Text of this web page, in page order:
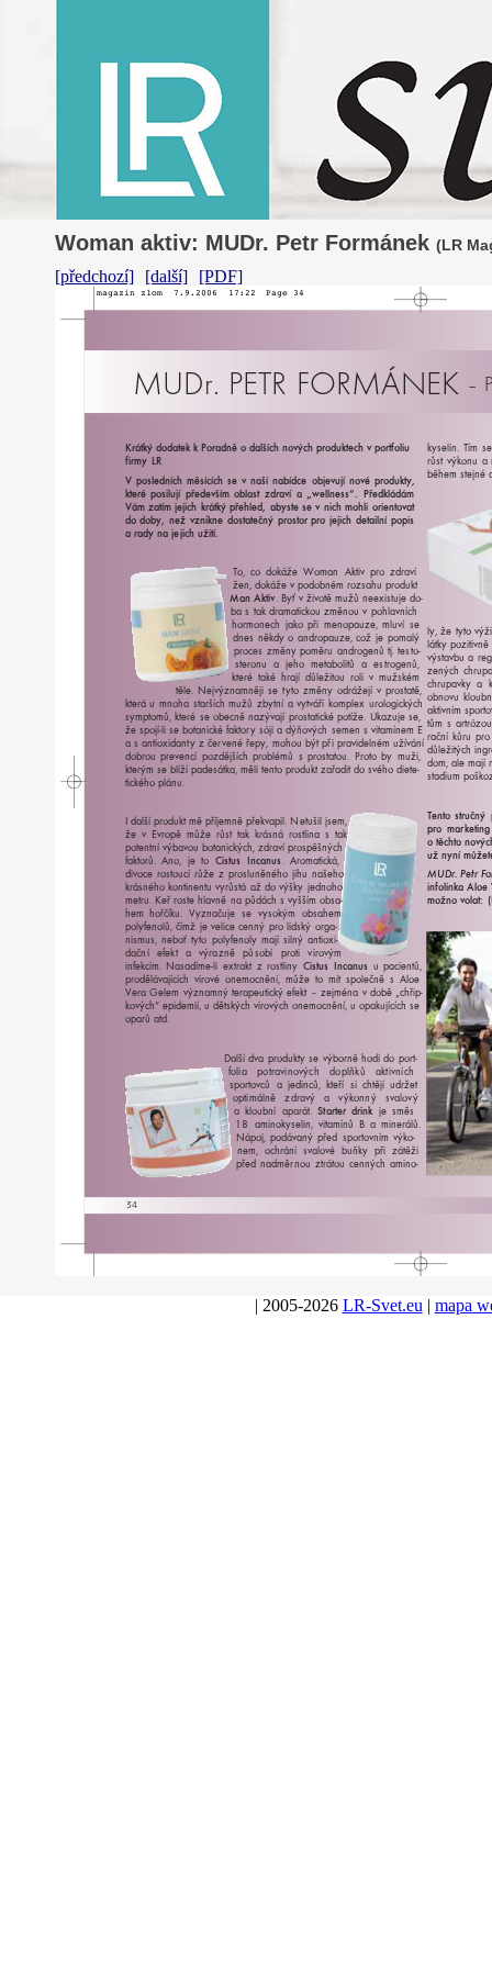
Woman aktiv: MUDr. Petr Formánek (LR
[předchozí] [další] [PDF]
MUDr. PETR FORMÁNEK –
34
Krátký dodatek k Poradně o dalších nových produktech v portfoliu
firmy LR
V posledních měsících se v naší nabídce objevují nové produkty,
které posilují především oblast zdraví a „wellness“. Předkládám
Vám zatím jejich krátký přehled, abyste se v nich mohli orientovat
do doby, než vznikne dostatečný prostor pro jejich detailní popis
a rady na jejich užití.
To, co dokáže Woman Aktiv pro zdraví
žen,
dokáže v podobném rozsahu produkt
Man Aktiv Byť v životě mužů neexistuje do-
ba s tak dramatickou změnou v pohlavních
hormonech jako při menopauze, mluví se
dnes někdy o andropauze, což je pomalý
proces změny poměru androgenů tj. tes to-
steronu a jeho metabolitů a es trogenů,
které také hrají důl ežitou roli v mužském
těle.
Nejvýznamněji se tyto změny odrážejí v prostatě,
která u mnoha starších mužů zbytní a vytváří komplex urologických
symptomů,
které se obecně nazývají prostatické potíže. Ukazuje se,
že spojí-li se botanické faktory sóji a dýňových semen s vitamínem E
a s antioxidanty z červené řepy, mohou být při pravidelném užívání
dobrou prevencí pozdějších problémů s prostatou. Proto by muži,
kterým se blíží padesátka, měli tento produkt zařadit do svého diete-
tického plánu.
další produkt mě příjemně překvapil. N etušil jsem,
že v Evropě může růst tak krásná rostlina s
tak
potentní výbavou botanických, zdraví prospěšných
faktorů. Ano, je to Cistus Incanus . Aromatická,
divoce rostoucí růže z prosluněného jihu našeho
krásného kontinentu vyrůstá až do výšky jednoho
metru. Keř roste hlavně na půdách s vyšším obsa-
hem
hořčíku. Vyznačuje se vysokým
obsahem
polyfenolů, čímž je velice cenný pro lidský orga-
nismus, neboť tyto polyfenoly mají silný antioxi-
dační
efekt a výrazně působí proti virovým
infekcím. Nasadíme-li extrakt z rostliny Cistus Incanus u pacientů,
prodělávajících virové onemocnění, může to mít společně s Aloe
Vera Gelem významný terapeutický efekt – zejména v době „chřip-
kových“ epidemií, u dětských virových onemocnění, u opakujících se
oparů atd.
Další dva produkty se výborně hodí do port-
folia
potravinových doplňků
aktivních
sportovců a jedinců, kteří si chtějí udržet
optimálně
zdravý a výkonný svalový
a
kloubní aparát. Starter drink je směs
18
aminokyselin, vitamínů B a minerálů.
Nápoj,
podávaný před sportovním výko-
nem,
ochrání sval ové buňky při
zátěži
před nadměrnou ztrátou cenných amino-
kyselin. Tím se
růst výkonu a
během stejné
y, že tyto
látky pozitivně
výstavbu a re
zených chrupa
chrupavky a
obnovu
aktivním sporto
tům s artróz
rační kůru pro
důl ežitých ingr
dom, ale mají
stadium poš ko
Tento stručný
pro marketing
o těchto no
už nyní může
MUDr. Petr Fo
infolinka Aloe
možno volat: (
magazin zlom 7.9.2006 17:22 Page 34
| 2005-2026 LR-Svet.eu | mapa